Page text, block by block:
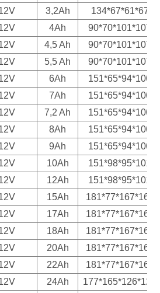
3,2Ah
134*67*61*67
4Ah
90*70*101*107
4,5 Ah
90*70*101*107
5,5 Ah
90*70*101*107
6Ah
151*65*94*100
7Ah
151*65*94*100
7,2 Ah
151*65*94*100
8Ah
151*65*94*100
9Ah
151*65*94*100
10Ah
151*98*95*101
12Ah
151*98*95*101
15Ah
181*77*167*167
17Ah
181*77*167*167
18Ah
181*77*167*167
20Ah
181*77*167*167
22Ah
181*77*167*167
24Ah
177*165*126*126